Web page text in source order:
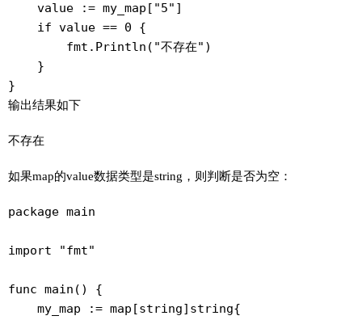
    value := my_map["5"]
    if value == 0 {
        fmt.Println("不存在")
    }
}
输出结果如下
不存在
如果map的value数据类型是string，则判断是否为空：
package main
import "fmt"
func main() {
    my_map := map[string]string{